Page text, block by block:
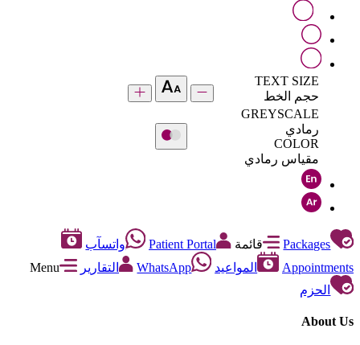
TEXT SIZE
حجم الخط
GREYSCALE
رمادي
COLOR
مقياس رمادي
Packages قائمة Patient Portal
واتسآب
Appointments
المواعيد WhatsApp التقارير
Menu
الحزم
About Us